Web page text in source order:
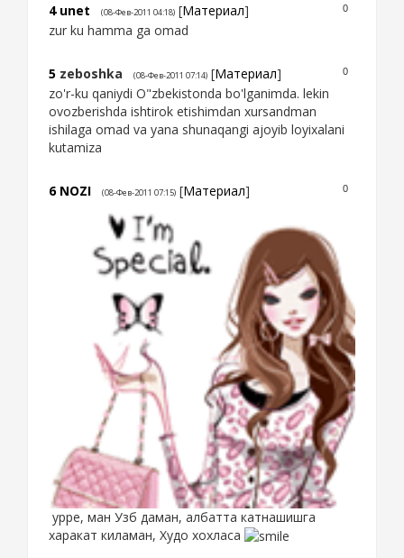
0
4 unet (08-Фев-2011 04:18) [Материал]
zur ku hamma ga omad
0
5 zeboshka (08-Фев-2011 07:14) [Материал]
zo'r-ku qaniydi O"zbekistonda bo'lganimda. lekin
ovozberishda ishtirok etishimdan xursandman
ishilaga omad va yana shunaqangi ajoyib loyixalani
kutamiza
0
6 NOZI (08-Фев-2011 07:15) [Материал]
урре, ман Узб даман, албатта катнашишга
харакат киламан, Худо хохласа